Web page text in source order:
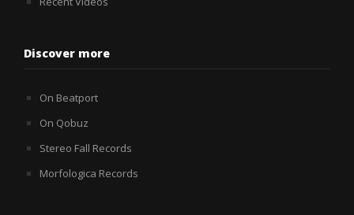
Discover more
On Beatport
On Qobuz
Stereo Fall Records
Morfologica Records